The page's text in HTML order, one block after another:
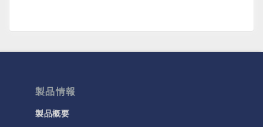
製品情報
製品概要